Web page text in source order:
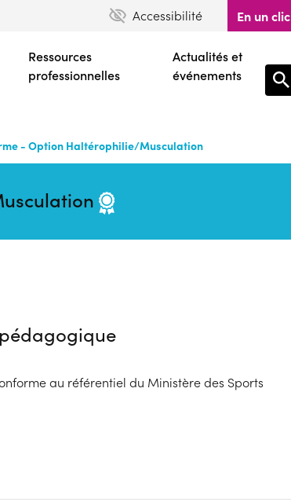
Accessibilité En un clic
Ressources
professionnelles
Actualités et
événements
- Option Haltérophilie/Musculation
au référentiel du Ministère des Sports